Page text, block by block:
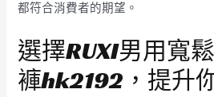
都符合消費者的期望。
選擇RUXI男用寬
褲hk2192，提升